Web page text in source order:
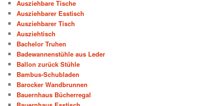
Ausziehbare Tische
Ausziehbarer Esstisch
Ausziehbarer Tisch
Ausziehtisch
Bachelor Truhen
Badewannenstühle aus Leder
Ballon zurück Stühle
Bambus-Schubladen
Barocker Wandbrunnen
Bauernhaus Bücherregal